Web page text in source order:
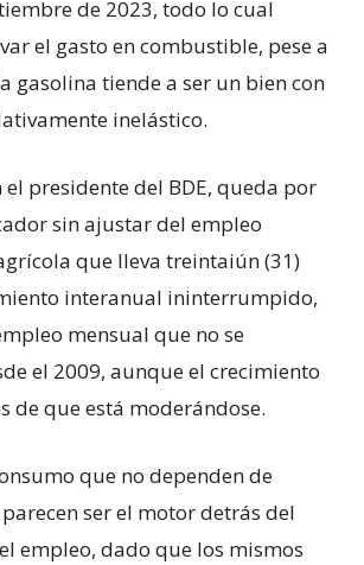
de 2023, todo lo cual
el gasto en combustible, pese a
gasolina tiende a ser un bien con
inelástico.
el presidente del BDE, queda por
sin ajustar del empleo
que lleva treintaiún (31)
interanual ininterrumpido,
mensual que no se
el 2009, aunque el crecimiento
de que está moderándose.
que no dependen de
ser el motor detrás del
empleo, dado que los mismos